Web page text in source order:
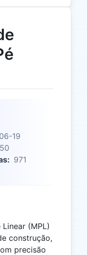
19
971
(MPL)
construção,
precisão